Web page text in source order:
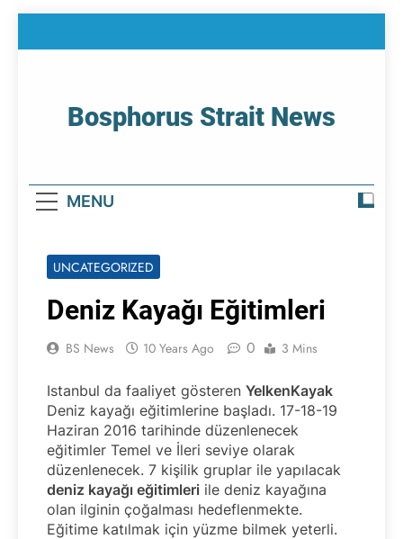
Bosphorus Strait News
MENU
UNCATEGORIZED
Deniz Kayağı Eğitimleri
BS News 10 Years Ago 0 3 Mins
Istanbul da faaliyet gösteren YelkenKayak
Deniz kayağı eğitimlerine başladı. 17-18-19
Haziran 2016 tarihinde düzenlenecek
eğitimler Temel ve İleri seviye olarak
düzenlenecek. 7 kişilik gruplar ile yapılacak
deniz kayağı eğitimleri ile deniz kayağına
olan ilginin çoğalması hedeflenmekte.
Eğitime katılmak için yüzme bilmek yeterli.